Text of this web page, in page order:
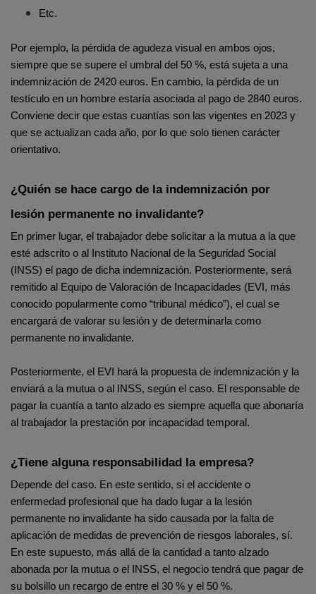
Etc.
Por ejemplo, la pérdida de agudeza visual en ambos ojos,
siempre que se supere el umbral del 50 %, está sujeta a una
indemnización de 2420 euros. En cambio, la pérdida de un
testículo en un hombre estaría asociada al pago de 2840 euros.
Conviene decir que estas cuantías son las vigentes en 2023 y
que se actualizan cada año, por lo que solo tienen carácter
orientativo.
¿Quién se hace cargo de la indemnización por
lesión permanente no invalidante?
En primer lugar, el trabajador debe solicitar a la mutua a la que
esté adscrito o al Instituto Nacional de la Seguridad Social
(INSS) el pago de dicha indemnización. Posteriormente, será
remitido al Equipo de Valoración de Incapacidades (EVI, más
conocido popularmente como “tribunal médico”), el cual se
encargará de valorar su lesión y de determinarla como
permanente no invalidante.
Posteriormente, el EVI hará la propuesta de indemnización y la
enviará a la mutua o al INSS, según el caso. El responsable de
pagar la cuantía a tanto alzado es siempre aquella que abonaría
al trabajador la prestación por incapacidad temporal.
¿Tiene alguna responsabilidad la empresa?
Depende del caso. En este sentido, si el accidente o
enfermedad profesional que ha dado lugar a la lesión
permanente no invalidante ha sido causada por la falta de
aplicación de medidas de prevención de riesgos laborales, sí.
En este supuesto, más allá de la cantidad a tanto alzado
abonada por la mutua o el INSS, el negocio tendrá que pagar de
su bolsillo un recargo de entre el 30 % y el 50 %.